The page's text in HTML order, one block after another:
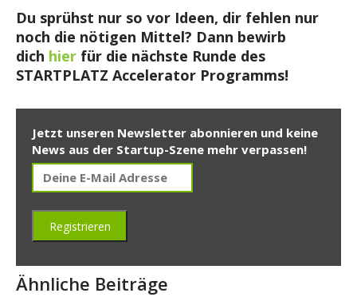
Du sprühst nur so vor Ideen, dir fehlen nur
noch die nötigen Mittel? Dann bewirb
dich hier für die nächste Runde des
STARTPLATZ Accelerator Programms!
Jetzt unseren Newsletter abonnieren und keine
News aus der Startup-Szene mehr verpassen!
Ähnliche Beiträge